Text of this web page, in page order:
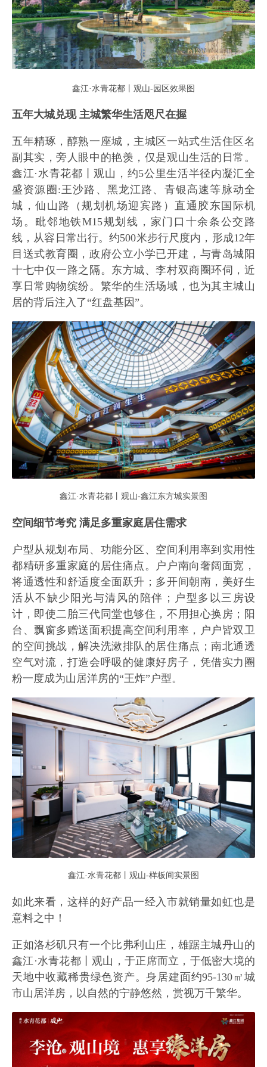
鑫江·水青花都丨观山-园区效果图
五年大城兑现 主城繁华生活咫尺在握
五年精琢，醇熟一座城，主城区一站式生活住区名
副其实，旁人眼中的艳羡，仅是观山生活的日常。
鑫江·水青花都丨观山，约5公里生活半径内凝汇全
盛资源圈:王沙路、黑龙江路、青银高速等脉动全
城，仙山路（规划机场迎宾路）直通胶东国际机
场。毗邻地铁M15规划线，家门口十余条公交路
线，从容日常出行。约500米步行尺度内，形成12年
目送式教育圈，政府公立小学已开建，与青岛城阳
十七中仅一路之隔。东方城、李村双商圈环伺，近
享日常购物缤纷。繁华的生活场域，也为其主城山
居的背后注入了“红盘基因”。
鑫江·水青花都丨观山-鑫江东方城实景图
空间细节考究 满足多重家庭居住需求
户型从规划布局、功能分区、空间利用率到实用性
都精研多重家庭的居住痛点。户户南向奢阔面宽，
将通透性和舒适度全面跃升；多开间朝南，美好生
活从不缺少阳光与清风的陪伴；户型多以三房设
计，即使二胎三代同堂也够住，不用担心换房；阳
台、飘窗多赠送面积提高空间利用率，户户皆双卫
的空间挑战，解决洗漱排队的居住痛点；南北通透
空气对流，打造会呼吸的健康好房子，凭借实力圈
粉一度成为山居洋房的“王炸”户型。
鑫江·水青花都丨观山-样板间实景图
如此来看，这样的好产品一经入市就销量如虹也是
意料之中！
正如洛杉矶只有一个比弗利山庄，雄踞主城丹山的
鑫江·水青花都丨观山，于正席而立，于低密大境的
天地中收藏稀贵绿色资产。身居建面约95-130㎡城
市山居洋房，以自然的宁静悠然，赏视万千繁华。